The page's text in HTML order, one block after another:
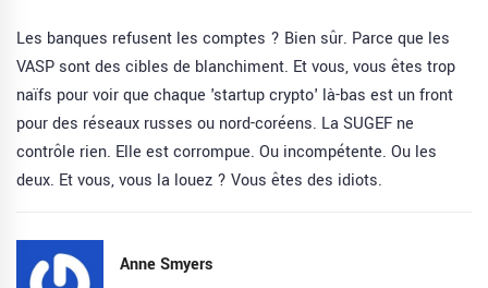
Les banques refusent les comptes ? Bien sûr. Parce que les
VASP sont des cibles de blanchiment. Et vous, vous êtes trop
naïfs pour voir que chaque 'startup crypto' là-bas est un front
pour des réseaux russes ou nord-coréens. La SUGEF ne
contrôle rien. Elle est corrompue. Ou incompétente. Ou les
deux. Et vous, vous la louez ? Vous êtes des idiots.
Anne Smyers